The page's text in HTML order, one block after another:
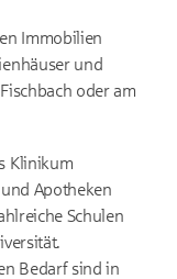
Immobilien
und
oder am
Klinikum
Apotheken
Schulen
Bedarf sind in